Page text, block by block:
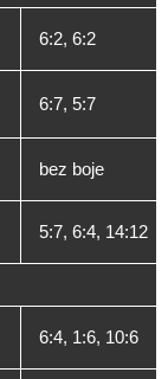
6:2, 6:2
6:7, 5:7
bez boje
5:7, 6:4, 14:12
6:4, 1:6, 10:6